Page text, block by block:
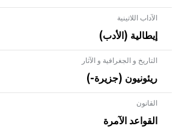
الآداب اللاتينية
إيطالية (الأدب)
التاريخ و الجغرافية و الآثار
ريئونيون (جزيرة-)
القانون
القواعد الآمرة
- هل تعلم أن الأبلق نوع من الفنون
بالعمارة الإسلامية في بلاد الشام
المعمار على بناء مداميكه وخاصة في